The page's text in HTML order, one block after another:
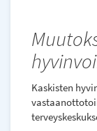
Kaskisten